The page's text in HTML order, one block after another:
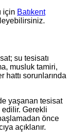
için Batıkent
su tesisatı
musluk tamiri,
hattı sorunlarında
yaşanan tesisat
edilir. Gerekli
önce
açıklanır.